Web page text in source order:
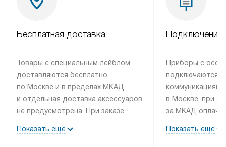
Бесплатная доставка
Товары с специальным лейблом
доставляются бесплатно
по Москве и в пределах МКАД,
и отдельная доставка аксессуаров
не предусмотрена. При заказе
рекомендуем обсудить
Показать ещё
Подключение
Приборы с
подключаются к
коммуникациям
в Москве, при
за МКАД
партнера
Показать ещё